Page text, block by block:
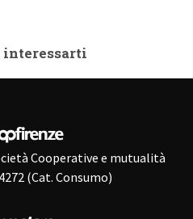
interessarti
Cooperative e mutualità
(Cat. Consumo)